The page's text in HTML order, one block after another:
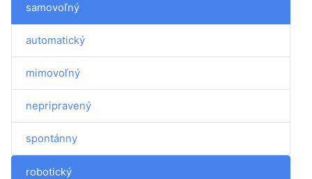
samovoľný
automatický
mimovoľný
nepripravený
spontánny
robotický